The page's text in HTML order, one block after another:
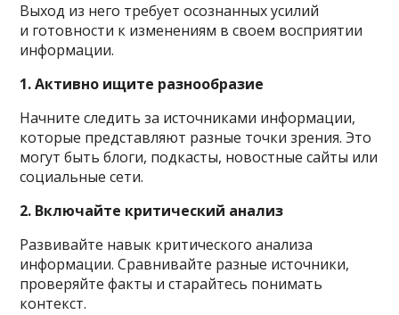
Выход из него требует осознанных усилий
и готовности к изменениям в своем восприятии
информации.
1. Активно ищите разнообразие
Начните следить за источниками информации,
которые представляют разные точки зрения. Это
могут быть блоги, подкасты, новостные сайты или
социальные сети.
2. Включайте критический анализ
Развивайте навык критического анализа
информации. Сравнивайте разные источники,
проверяйте факты и старайтесь понимать
контекст.